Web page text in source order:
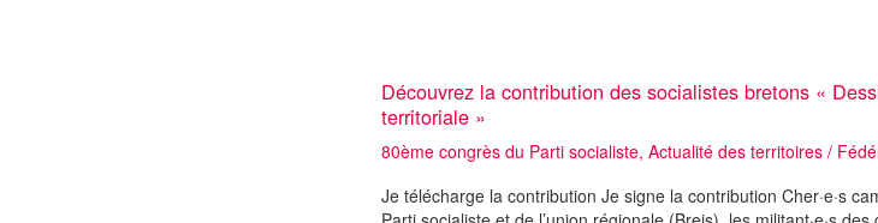
Découvrez la contribution des socialistes bretons «
territoriale »
80ème congrès du Parti socialiste, Actualité des territoires /
Je télécharge la contribution Je signe la contribution Cher·e·s